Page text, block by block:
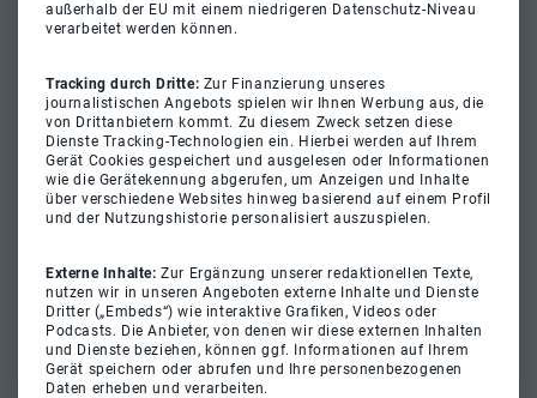
außerhalb der EU mit einem niedrigeren Datenschutz-Niveau
verarbeitet werden können.
Tracking durch Dritte: Zur Finanzierung unseres
journalistischen Angebots spielen wir Ihnen Werbung aus, die
von Drittanbietern kommt. Zu diesem Zweck setzen diese
Dienste Tracking-Technologien ein. Hierbei werden auf Ihrem
Gerät Cookies gespeichert und ausgelesen oder Informationen
wie die Gerätekennung abgerufen, um Anzeigen und Inhalte
über verschiedene Websites hinweg basierend auf einem Profil
und der Nutzungshistorie personalisiert auszuspielen.
Externe Inhalte:Zur Ergänzung unserer redaktionellen Texte,
nutzen wir in unseren Angeboten externe Inhalte und Dienste
Dritter („Embeds“) wie interaktive Grafiken, Videos oder
Podcasts. Die Anbieter, von denen wir diese externen Inhalten
und Dienste beziehen, können ggf. Informationen auf Ihrem
Gerät speichern oder abrufen und Ihre personenbezogenen
Daten erheben und verarbeiten.